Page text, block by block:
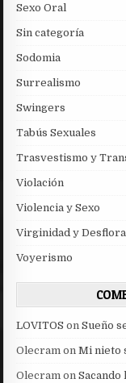
Sexo Oral
Sin categoría
Sodomia
Surrealismo
Swingers
Tabús Sexuales
Trasvestismo y
Violación
Violencia y Sexo
Virginidad y
Voyerismo
LOVITOS onSueño
Olecram onMi nieto
Olecram onSacando